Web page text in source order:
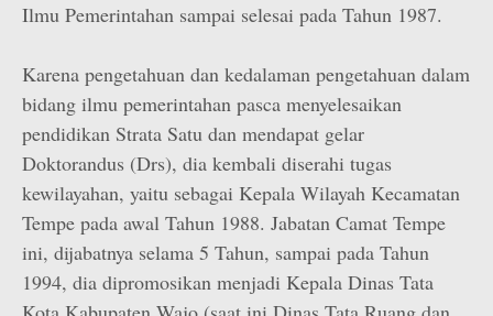
Ilmu Pemerintahan sampai selesai pada Tahun 1987.
Karena pengetahuan dan kedalaman pengetahuan dalam
bidang ilmu pemerintahan pasca menyelesaikan
pendidikan Strata Satu dan mendapat gelar
Doktorandus (Drs), dia kembali diserahi tugas
kewilayahan, yaitu sebagai Kepala Wilayah Kecamatan
Tempe pada awal Tahun 1988. Jabatan Camat Tempe
ini, dijabatnya selama 5 Tahun, sampai pada Tahun
1994, dia dipromosikan menjadi Kepala Dinas Tata